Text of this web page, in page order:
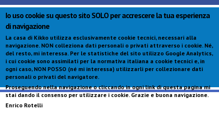
Io uso cookie su questo sito SOLO per accrescere la tua esperienza
di navigazione
La casa di Kikko utilizza esclusivamente cookie tecnici, necessari alla
navigazione. NON colleziona dati personali o privati attraverso i cookie. Né,
del resto, mi interessa. Per le statistiche del sito utilizzo Google Analytics,
i cui cookie sono assimilati per la normativa italiana a cookie tecnici e, in
ogni caso, NON POSSO (né mi interessa) utilizzarli per collezionare dati
personali o privati del navigatore.
Proseguendo nella navigazione o cliccando in ogni link di questa pagina mi
stai dando il consenso per utilizzare i cookie. Grazie e buona navigazione.
Enrico Rotelli